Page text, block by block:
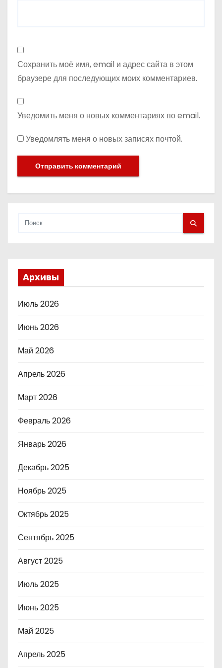
Сохранить моё имя, email и адрес сайта в этом
браузере для последующих моих комментариев.
Уведомить меня о новых комментариях по email.
Уведомлять меня о новых записях почтой.
Архивы
Июль 2026
Июнь 2026
Май 2026
Апрель 2026
Март 2026
Февраль 2026
Январь 2026
Декабрь 2025
Ноябрь 2025
Октябрь 2025
Сентябрь 2025
Август 2025
Июль 2025
Июнь 2025
Май 2025
Апрель 2025